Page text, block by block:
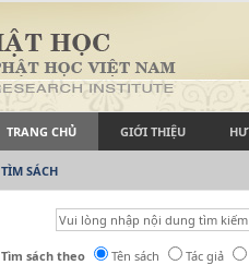
TRANG CHỦ GIỚI THIỆU
TÌM SÁCH
Tìm sách theo Tên sách Tác giả